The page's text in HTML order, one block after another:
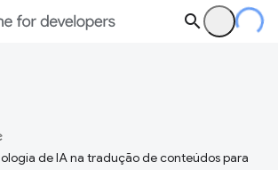
de IA na tradução de conteúdos para